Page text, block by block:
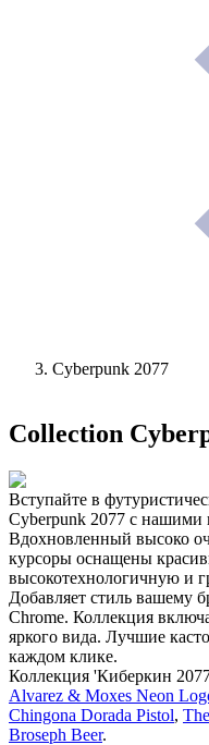
Cyberpunk 2077
Collection
Вступайте в
Cyberpunk 2077 с нашими
Вдохновленный высоко
курсоры оснащены
высокотехнологичную и
Добавляет стиль вашему
Chrome. Коллекция
яркого вида. Лучшие
каждом клике.
Коллекция 'Киберкин
Alvarez & Moxes Neon
Chingona Dorada Pistol,
Broseph Beer.